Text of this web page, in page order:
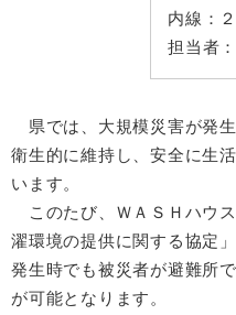
内線：
担当者：
県では、大規模災害が発
衛生的に維持し、安全に生
います。
このたび、ＷＡＳＨハウ
濯環境の提供に関する協定
発生時でも被災者が避難所
が可能となります。